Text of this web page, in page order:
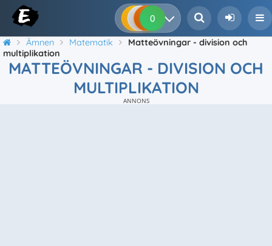
0 0 0
Ämnen Matematik
Matteövningar - division och
multiplikation
MATTEÖVNINGAR - DIVISION OCH
MULTIPLIKATION
ANNONS